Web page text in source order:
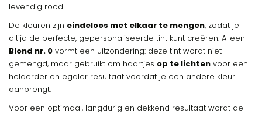
levendig rood.
De kleuren zijn eindeloos met elkaar te mengen, zodat je
altijd de perfecte, gepersonaliseerde tint kunt creëren. Alleen
Blond nr. 0 vormt een uitzondering: deze tint wordt niet
gemengd, maar gebruikt om haartjes op te lichten voor een
helderder en egaler resultaat voordat je een andere kleur
aanbrengt.
Voor een optimaal, langdurig en dekkend resultaat wordt de